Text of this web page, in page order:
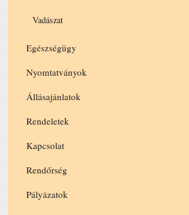
Vadászat
Egészségügy
Nyomtatványok
Állásajánlatok
Rendeletek
Kapcsolat
Rendőrség
Pályázatok